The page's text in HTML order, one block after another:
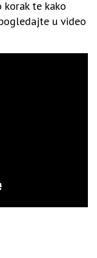
korak te kako
u video